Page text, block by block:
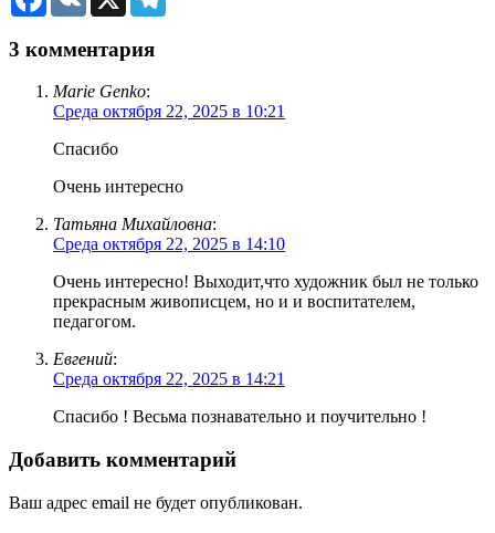
3 комментария
Marie Genko:
Среда октября 22, 2025 в 10:21
Спасибо
Очень интересно
Татьяна Михайловна:
Среда октября 22, 2025 в 14:10
Очень интересно! Выходит,что художник был не только
прекрасным живописцем, но и и воспитателем,
педагогом.
Евгений:
Среда октября 22, 2025 в 14:21
Спасибо ! Весьма познавательно и поучительно !
Добавить комментарий
Ваш адрес email не будет опубликован.